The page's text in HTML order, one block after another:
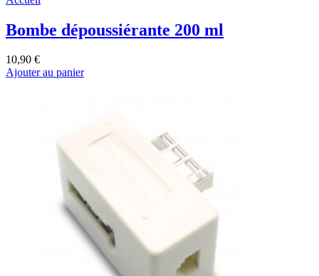
Bombe dépoussiérante 200 ml
10,90 €
Ajouter au panier